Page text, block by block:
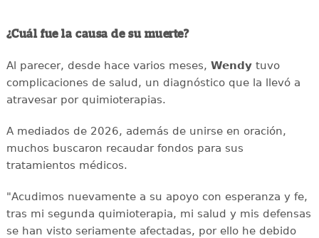
¿Cuál fue la causa de su muerte?
Al parecer, desde hace varios meses, Wendytuvo
complicaciones de salud, un diagnóstico que la llevó a
atravesar por quimioterapias.
A mediados de 2026, además de unirse en oración,
muchos buscaron recaudar fondos para sus
tratamientos médicos.
"Acudimos nuevamente a su apoyo con esperanza y fe,
tras mi segunda quimioterapia, mi salud y mis defensas
se han visto seriamente afectadas, por ello he debido